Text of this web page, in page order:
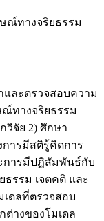
ษณ์ทางจริยธรรม
ะตรวจสอบความ
ณ์ทางจริยธรรม
วิจัย 2) ศึกษา
ารมีสติรู้คิดการ
การมีปฏิสัมพันธ์กับ
รรม เจตคติ และ
ดลที่ตรวจสอบ
ต่างของโมเดล